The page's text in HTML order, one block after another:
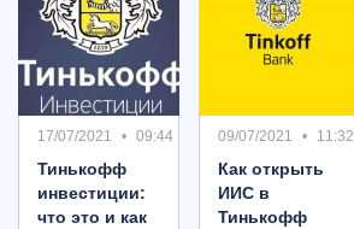
17/07/2021 09:44
Тинькофф
инвестиции:
что это и как
09/07/2021 11:32
Как открыть
ИИС в
Тинькофф